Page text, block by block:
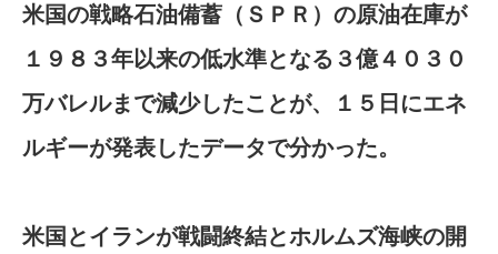
米国の戦略石油備蓄（ＳＰＲ）の原油在庫が
１９８３年以来の低水準となる３億４０３０
万バレルまで減少した​ことが、１５日にエネ
ルギーが発表したデータで分か‌った。
米国とイランが戦闘終結とホルムズ海峡の開